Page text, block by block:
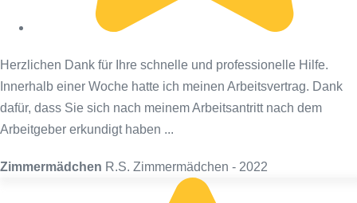
Herzlichen Dank für Ihre schnelle und professionelle Hilfe.
Innerhalb einer Woche hatte ich meinen Arbeitsvertrag. Dank
dafür, dass Sie sich nach meinem Arbeitsantritt nach dem
Arbeitgeber erkundigt haben ...
Zimmermädchen R.S. Zimmermädchen - 2022